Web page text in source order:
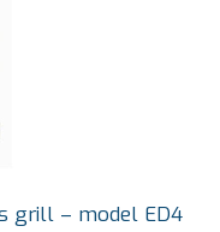
grill – model ED4